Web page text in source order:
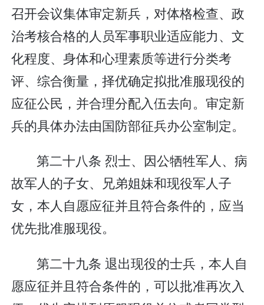
召开会议集体审定新兵，对体格检查、政
治考核合格的人员军事职业适应能力、文
化程度、身体和心理素质等进行分类考
评、综合衡量，择优确定拟批准服现役的
应征公民，并合理分配入伍去向。审定新
兵的具体办法由国防部征兵办公室制定。
第二十八条 烈士、因公牺牲军人、病
故军人的子女、兄弟姐妹和现役军人子
女，本人自愿应征并且符合条件的，应当
优先批准服现役。
第二十九条 退出现役的士兵，本人自
愿应征并且符合条件的，可以批准再次入